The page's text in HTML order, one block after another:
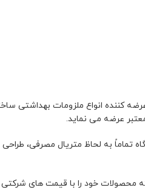
کننده انواع ملزومات بهداشتی
عرضه می نماید.
به لحاظ متریال مصرفی، طراحی
خود را با قیمت های شرکتی